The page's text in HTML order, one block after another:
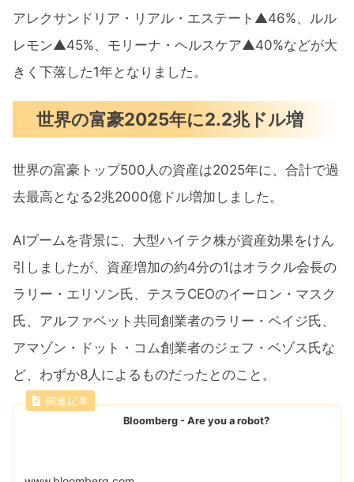
アレクサンドリア・リアル・エステート▲46%、ルル
レモン▲45%、モリーナ・ヘルスケア▲40%などが大
きく下落した1年となりました。
世界の富豪2025年に2.2兆ドル増
世界の富豪トップ500人の資産は2025年に、合計で過
去最高となる2兆2000億ドル増加しました。
AIブームを背景に、大型ハイテク株が資産効果をけん
引しましたが、資産増加の約4分の1はオラクル会長の
ラリー・エリソン氏、テスラCEOのイーロン・マスク
氏、アルファベット共同創業者のラリー・ペイジ氏、
アマゾン・ドット・コム創業者のジェフ・ベゾス氏な
ど、わずか8人によるものだったとのこと。
Bloomberg - Are you a robot?